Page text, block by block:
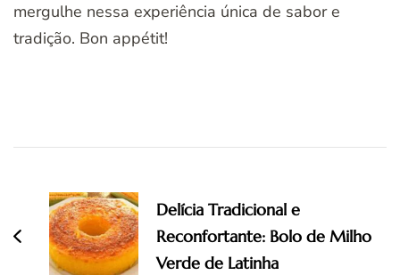
mergulhe nessa experiência única de sabor e
tradição. Bon appétit!
de
post
Delícia Tradicional e
Reconfortante: Bolo de Milho
Verde de Latinha